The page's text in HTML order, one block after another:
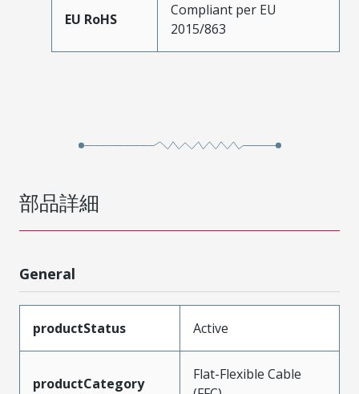
EU RoHS
Compliant per EU
2015/863
部品詳細
General
productStatus Active
productCategory
Flat-Flexible Cable